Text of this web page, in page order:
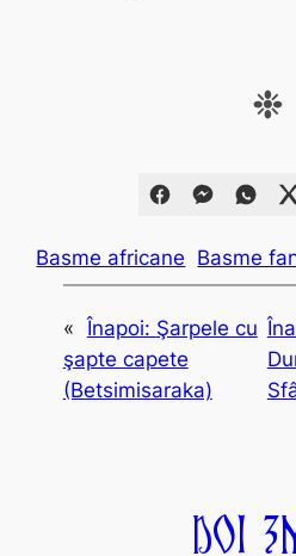
❉
Basme africane Basme
« Înapoi: Şarpele cu
şapte capete
(Betsimisaraka)
Doi